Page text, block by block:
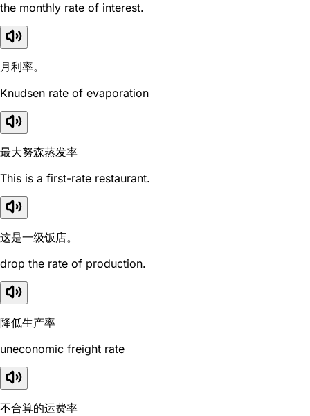
the monthly rate of interest.
月利率。
Knudsen rate of evaporation
最大努森蒸发率
This is a first-rate restaurant.
这是一级饭店。
drop the rate of production.
降低生产率
uneconomic freight rate
不合算的运费率